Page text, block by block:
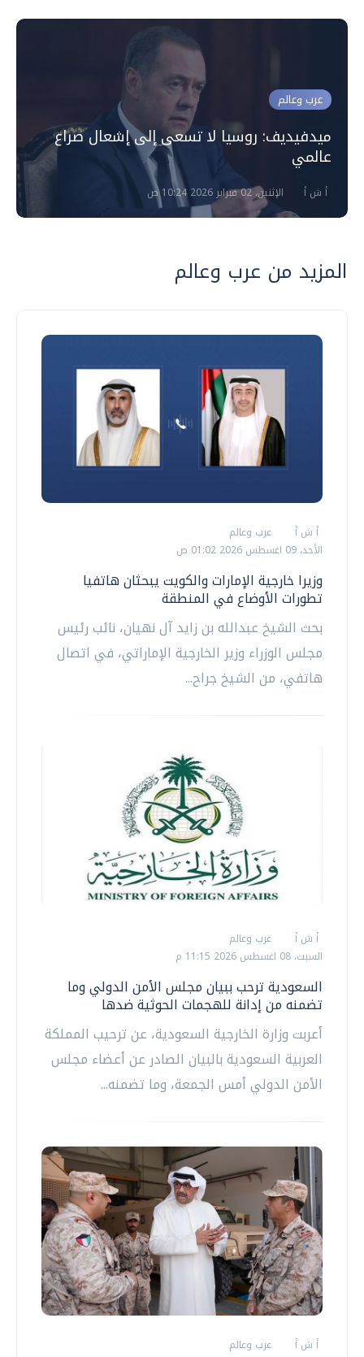
عرب وعالم
ميدفيديف: روسيا لا تسعى إلى إشعال صراع
عالمي
أ ش أ الإثنين، 02 فبراير 2026 10:24 ص
المزيد من عرب وعالم
أ ش أ
عرب وعالم
الأحد، 09 اغسطس 2026 01:02 ص
وزيرا خارجية الإمارات والكويت يبحثان هاتفيا
تطورات الأوضاع في المنطقة
بحث الشيخ عبدالله بن زايد آل نهيان، نائب رئيس
مجلس الوزراء وزير الخارجية الإماراتي، في اتصال
هاتفي، من الشيخ جراح...
أ ش أ
عرب وعالم
السبت، 08 اغسطس 2026 11:15 م
السعودية ترحب ببيان مجلس الأمن الدولي وما
تضمنه من إدانة للهجمات الحوثية ضدها
أعربت وزارة الخارجية السعودية، عن ترحيب المملكة
العربية السعودية بالبيان الصادر عن أعضاء مجلس
الأمن الدولي أمس الجمعة، وما تضمنه...
أ ش أ
عرب وعالم